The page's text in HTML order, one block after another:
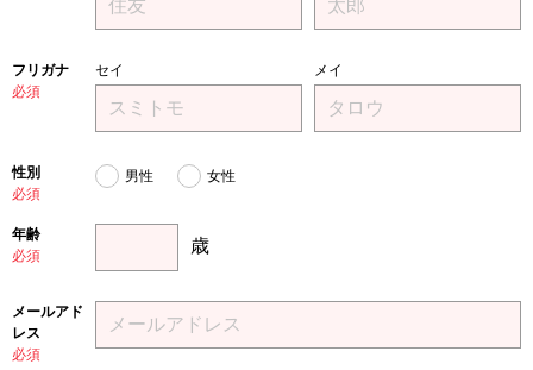
フリガナ
必須
セイ メイ
性別
必須
男性 女性
年齢
必須
歳
メールアド
レス
必須